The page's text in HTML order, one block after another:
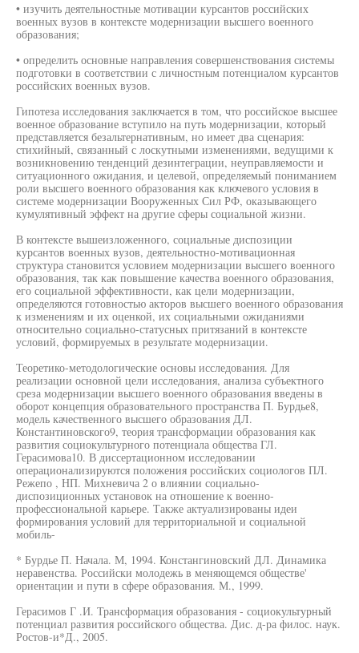
• изучить деятельностные мотивации курсантов российских
военных вузов в контексте модернизации высшего военного
образования;
• определить основные направления совершенствования системы
подготовки в соответствии с личностным потенциалом курсантов
российских военных вузов.
Гипотеза исследования заключается в том, что российское высшее
военное образование вступило на путь модернизации, который
представляется безальтернативным, но имеет два сценария:
стихийный, связанный с лоскутными изменениями, ведущими к
возникновению тенденций дезинтеграции, неуправляемости и
ситуационного ожидания, и целевой, определяемый пониманием
роли высшего военного образования как ключевого условия в
системе модернизации Вооруженных Сил РФ, оказывающего
кумулятивный эффект на другие сферы социальной жизни.
В контексте вышеизложенного, социальные диспозиции
курсантов военных вузов, деятельностно-мотивационная
структура становится условием модернизации высшего военного
образования, так как повышение качества военного образования,
его социальной эффективности, как цели модернизации,
определяются готовностью акторов высшего военного образования
к изменениям и их оценкой, их социальными ожиданиями
относительно социально-статусных притязаний в контексте
условий, формируемых в результате модернизации.
Теоретико-методологические основы исследования. Для
реализации основной цели исследования, анализа субъектного
среза модернизации высшего военного образования введены в
оборот концепция образовательного пространства П. Бурдье8,
модель качественного высшего образования ДЛ.
Константиновского9, теория трансформации образования как
развития социокультурного потенциала общества ГЛ.
Герасимова10. В диссертационном исследовании
операционализируются положения российских социологов ПЛ.
Режепо , НП. Михневича 2 о влиянии социально-
диспозиционных установок на отношение к военно-
профессиональной карьере. Также актуализированы идеи
формирования условий для территориальной и социальной
мобиль-
* Бурдье П. Начала. М, 1994. Констангиновский ДЛ. Динамика
неравенства. Российски молодежь в меняющемся обществе'
ориентации и пути в сфере образования. М., 1999.
Герасимов Г .И. Трансформация образования - социокультурный
потенциал развития российского общества. Дис. д-ра филос. наук.
Ростов-и*Д., 2005.